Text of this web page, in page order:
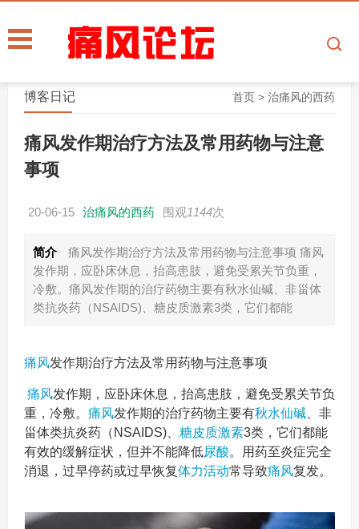
首页 >治痛风的西药
博客日记
痛风发作期治疗方法及常用药物与注意
事项
20-06-15 治痛风的西药 围观 1144次
简介
痛风发作期治疗方法及常用药物与注意事项 痛风
发作期，应卧床休息，抬高患肢，避免受累关节负重，
冷敷。痛风发作期的治疗药物主要有秋水仙碱、非甾体
类抗炎药（NSAIDS)、糖皮质激素3类，它们都能
痛风发作期治疗方法及常用药物与注意事项
痛风发作期，应卧床休息，抬高患肢，避免受累关节负
重，冷敷。 痛风发作期的治疗药物主要有秋水仙碱、非
甾体类抗炎药（NSAIDS)、 糖皮质激素3类，它们都能
有效的缓解症状，但并不能降低尿酸。用药至炎症完全
消退，过早停药或过早恢复体力活动常导致痛风复发。